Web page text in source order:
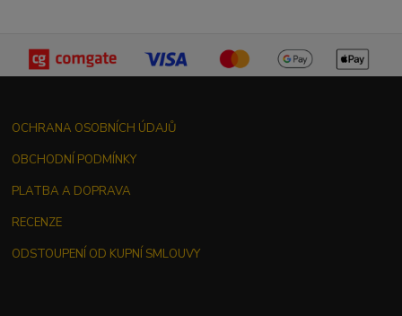
OCHRANA OSOBNÍCH ÚDAJŮ
OBCHODNÍ PODMÍNKY
PLATBA A DOPRAVA
RECENZE
ODSTOUPENÍ OD KUPNÍ SMLOUVY